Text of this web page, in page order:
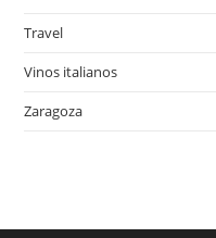
Travel
Vinos italianos
Zaragoza